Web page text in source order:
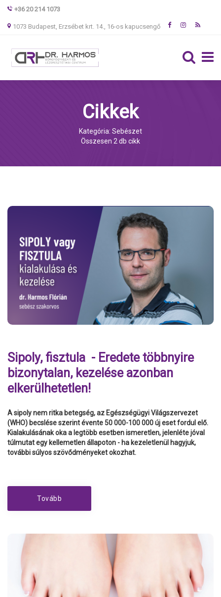
+36 20 214 1073
1073 Budapest, Erzsébet krt. 14., 16-os kapucsengő
Cikkek
Kategória: Sebészet
Összesen 2 db cikk
Sipoly, fisztula - Eredete többnyire
bizonytalan, kezelése azonban
elkerülhetetlen!
A sipoly nem ritka betegség, az Egészségügyi Világszervezet
(WHO) becslése szerint évente 50 000-100 000 új eset fordul elő.
Kialakulásának oka a legtöbb esetben ismeretlen, jelenléte jóval
túlmutat egy kellemetlen állapoton - ha kezeletlenül hagyjuk,
további súlyos szövődményeket okozhat.
Tovább